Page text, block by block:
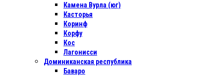
Камена Вурла (юг)
Касторья
Коринф
Корфу
Кос
Лагонисси
Доминиканская республика
Баваро